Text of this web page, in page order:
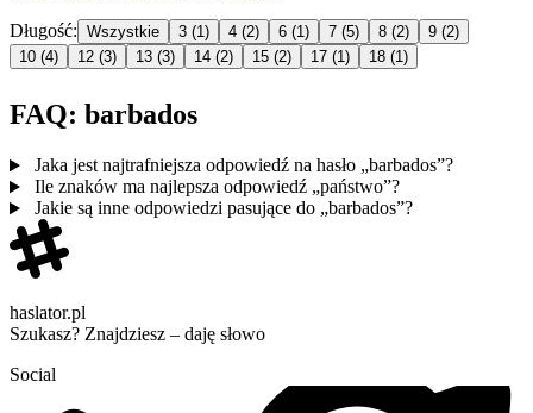
Długość: Wszystkie 3 (1) 4 (2) 6 (1) 7 (5) 8 (2) 9 (2)
10 (4) 12 (3) 13 (3) 14 (2) 15 (2) 17 (1) 18 (1)
FAQ: barbados
Jaka jest najtrafniejsza odpowiedź na hasło „barbados”?
Ile znaków ma najlepsza odpowiedź „państwo”?
Jakie są inne odpowiedzi pasujące do „barbados”?
haslator.pl
Szukasz? Znajdziesz – daję słowo
Social